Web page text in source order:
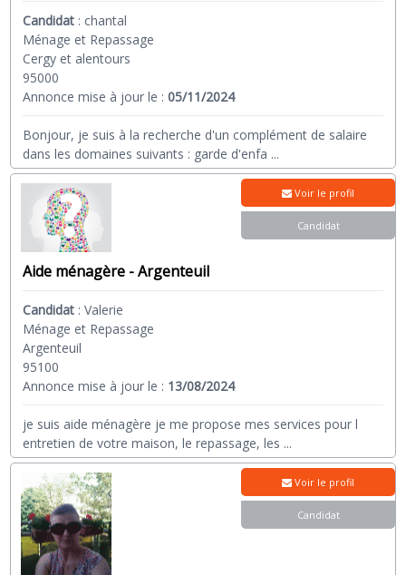
Candidat : chantal
Ménage et Repassage
Cergy et alentours
95000
Annonce mise à jour le :05/11/2024
Bonjour, je suis à la recherche d'un complément de salaire
dans les domaines suivants : garde d'enfa ...
Aide ménagère - Argenteuil
Candidat :Valerie
Ménage et Repassage
Argenteuil
95100
Annonce mise à jour le : 13/08/2024
je suis aide ménagère je me propose mes services pour l
entretien de votre maison, le repassage, les ...
Voir le profil
Candidat
Voir le profil
Candidat